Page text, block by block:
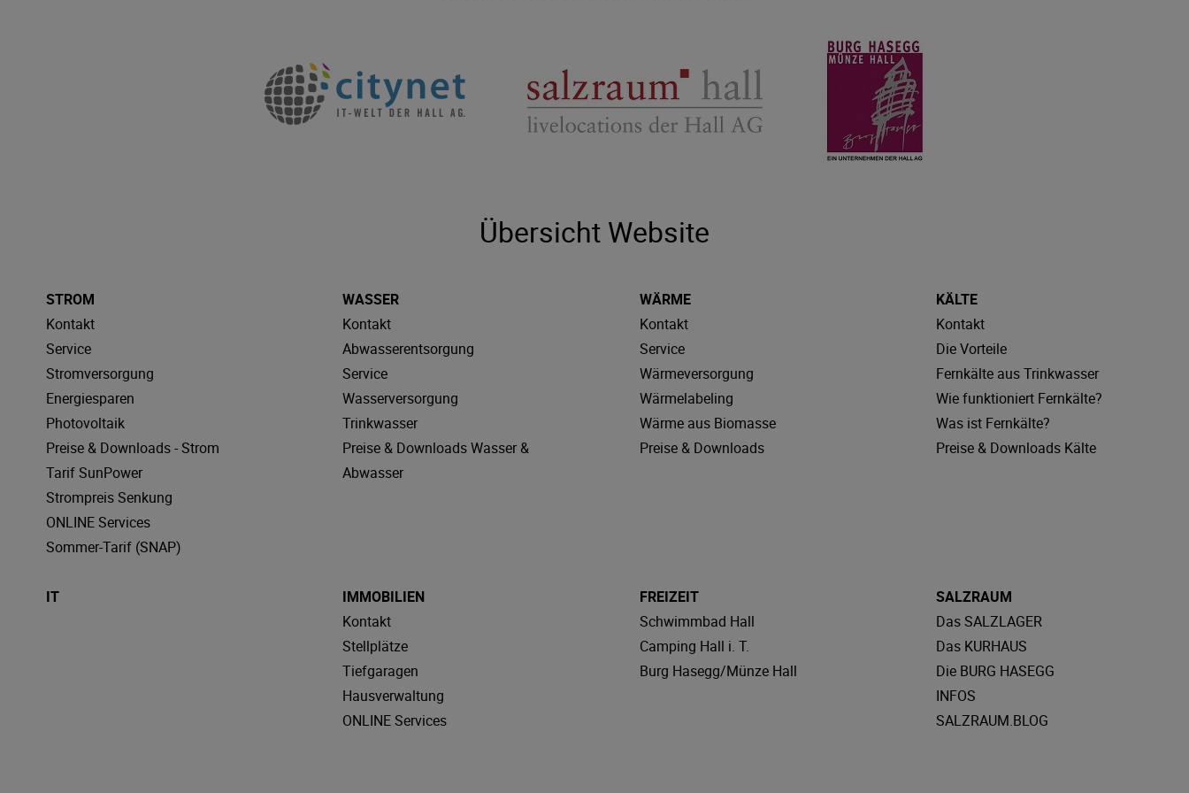
Übersicht Website
STROM
Kontakt
Service
Stromversorgung
Energiesparen
Photovoltaik
Preise & Downloads - Strom
Tarif SunPower
Strompreis Senkung
ONLINE Services
Sommer-Tarif (SNAP)
WASSER
Kontakt
Abwasserentsorgung
Service
Wasserversorgung
Trinkwasser
Preise & Downloads Wasser &
Abwasser
WÄRME
Kontakt
Service
Wärmeversorgung
Wärmelabeling
Wärme aus Biomasse
Preise & Downloads
KÄLTE
Kontakt
Die Vorteile
Fernkälte aus Trinkwasser
Wie funktioniert Fernkälte?
Was ist Fernkälte?
Preise & Downloads Kälte
IT
IMMOBILIEN
Kontakt
Stellplätze
Tiefgaragen
Hausverwaltung
ONLINE Services
FREIZEIT
Schwimmbad Hall
Camping Hall i. T.
Burg Hasegg/Münze Hall
SALZRAUM
Das SALZLAGER
Das KURHAUS
Die BURG HASEGG
INFOS
SALZRAUM.BLOG